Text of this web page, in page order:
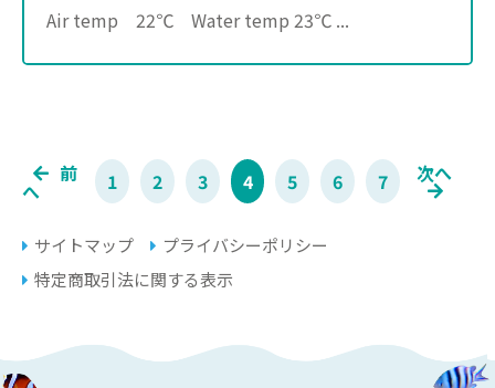
Air temp 22℃ Water temp 23℃ ...
前
へ 1 2 3 4 5 6 7 次へ
サイトマップ
プライバシーポリシー
特定商取引法に関する表示